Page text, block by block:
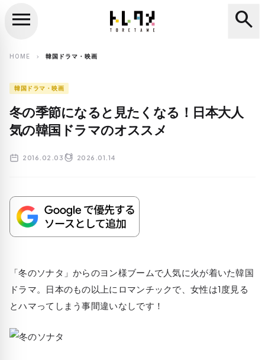
search
menu search
HOME chevron_right 韓国ドラマ・映画
韓国ドラマ・映画
冬の季節になると見たくなる！日本大人
気の韓国ドラマのオススメ
2016.02.03 2026.01.14
「冬のソナタ」からのヨン様ブームで人気に火が着いた韓国
ドラマ。日本のもの以上にロマンチックで、女性は1度見る
とハマってしまう事間違いなしです！